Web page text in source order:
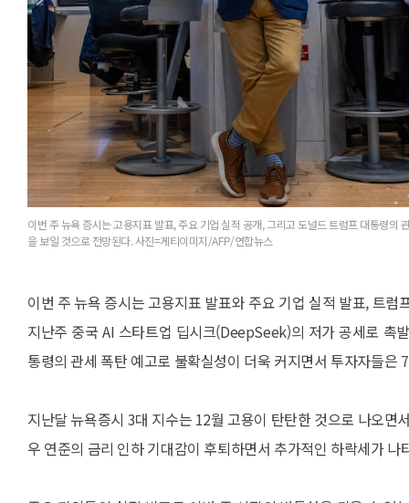
이번 주 뉴욕 증시는 고용지표 발표, 주요 기업 실적 공개, 그리고 도널드 트럼프 대통령의
을 보일 것으로 전망된다. 사진=게티이미지/AFP/연합뉴스
이번 주 뉴욕 증시는 고용지표 발표와 주요 기업 실적 발표, 트
지난주 중국 AI 스타트업 딥시크(DeepSeek)의 저가 공세로 촉
통령의 관세 폭탄 예고로 불확실성이 더욱 커지면서 투자자들
지난달 뉴욕증시 3대 지수는 12월 고용이 탄탄한 것으로 나오
우 연준의 금리 인하 기대감이 후퇴하면서 추가적인 하락세가 나